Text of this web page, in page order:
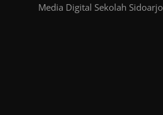
Media Digital Sekolah Sidoarjo